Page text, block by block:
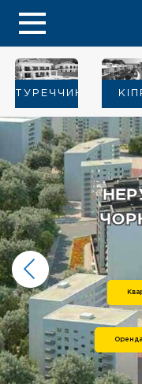
ТУРЕЧЧИНА